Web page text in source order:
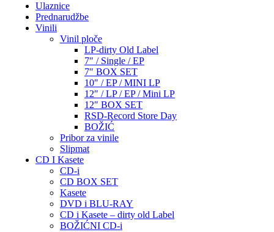
Ulaznice
Prednarudžbe
Vinili
Vinil ploče
LP-dirty Old Label
7″ / Single / EP
7″ BOX SET
10″ / EP / MINI LP
12″ / LP / EP / Mini LP
12″ BOX SET
RSD-Record Store Day
BOŽIĆ
Pribor za vinile
Slipmat
CD I Kasete
CD-i
CD BOX SET
Kasete
DVD i BLU-RAY
CD i Kasete – dirty old Label
BOŽIĆNI CD-i